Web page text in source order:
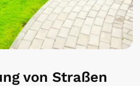
von Straßen